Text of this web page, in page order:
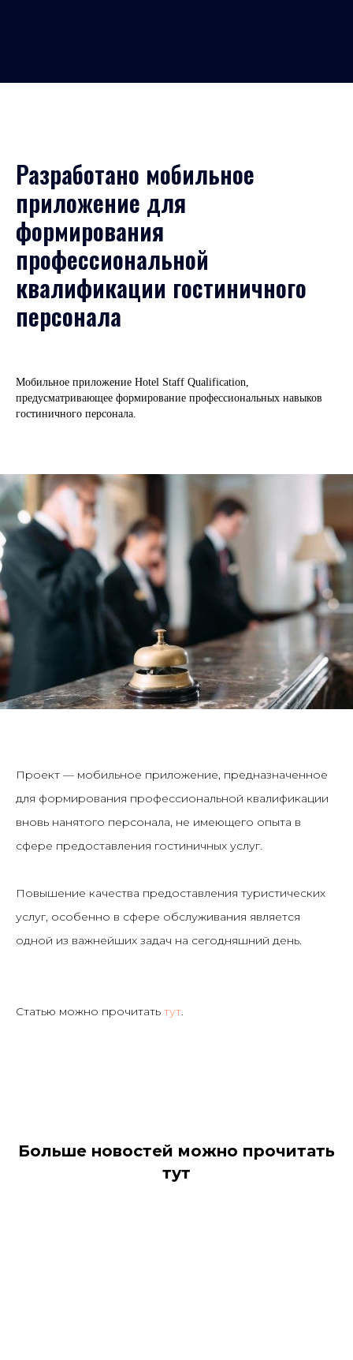
Разработано мобильное
приложение для
формирования
профессиональной
квалификации гостиничного
персонала
Мобильное приложение Hotel Staff Qualification,
предусматривающее формирование профессиональных навыков
гостиничного персонала.
Проект — мобильное приложение, предназначенное
для формирования профессиональной квалификации
вновь нанятого персонала, не имеющего опыта в
сфере предоставления гостиничных услуг.
Повышение качества предоставления туристических
услуг, особенно в сфере обслуживания является
одной из важнейших задач на сегодняшний день.
Статью можно прочитать тут.
Больше новостей можно прочитать
тут